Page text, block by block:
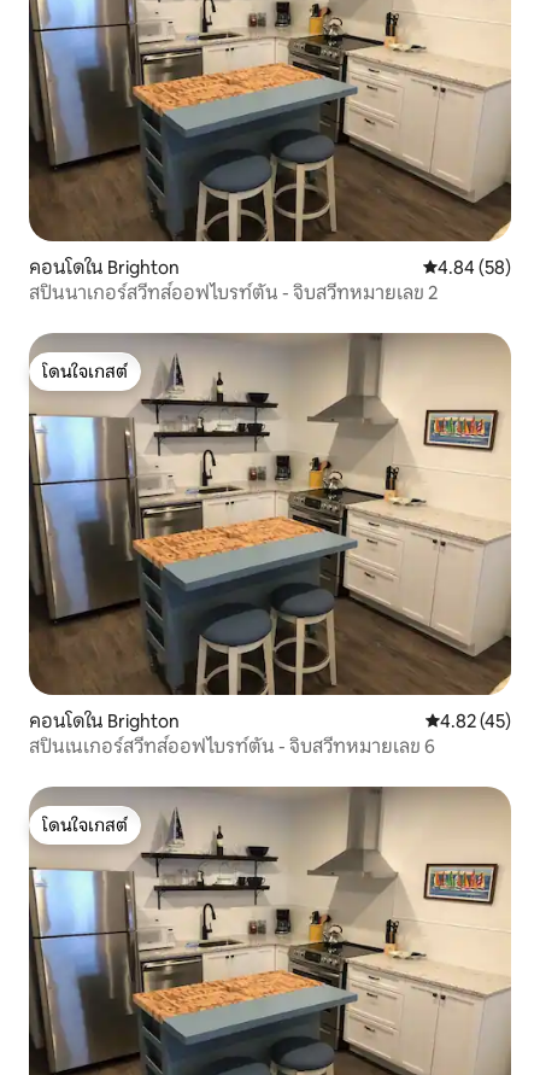
คอนโดใน Brighton คะแนนเฉลี่ย
4.84 (58)
สปินนาเกอร์สวีทส์ออฟไบรท์ตัน - จิบสวีทหมายเลข 2
โดนใจเกสต์
โดนใจเกสต์
คอนโดใน Brighton คะแนนเฉลี่ย
4.82 (45)
สปินเนเกอร์สวีทส์ออฟไบรท์ตัน - จิบสวีทหมายเลข 6
โดนใจเกสต์
โดนใจเกสต์